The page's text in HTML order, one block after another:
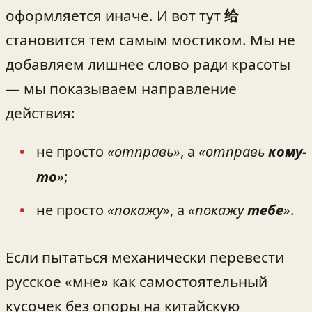
оформляется иначе. И вот тут给
становится тем самым мостиком. Мы не
добавляем лишнее слово ради красоты
— мы показываем направление
действия:
не просто «отправь», а «отправькому-
то»;
не просто «покажу», а «покажутебе».
Если пытаться механически перевести
русское «мне» как самостоятельный
кусочек без опоры на китайскую